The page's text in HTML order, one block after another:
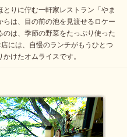
りに佇む一軒家レストラン「やま
は、目の前の池を見渡せるロケー
は、季節の野菜をたっぷり使った
には、自慢のランチがもうひとつ
けたオムライスです。